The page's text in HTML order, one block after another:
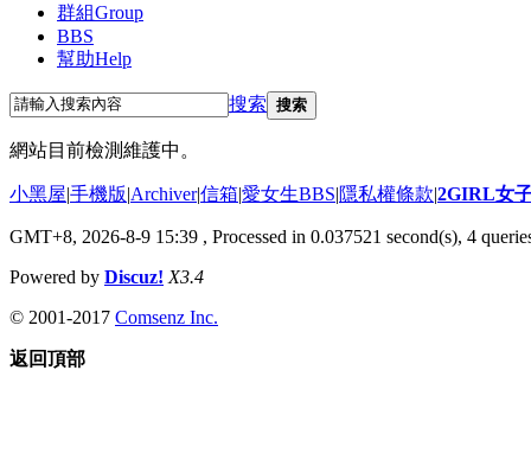
群組Group
BBS
幫助Help
搜索 搜索
網站目前檢測維護中。
小黑屋|手機版|Archiver|信箱|愛女生BBS|隱私權條款|2GIRL女
GMT+8, 2026-8-9 15:39 , Processed in 0.037521 second(s), 4
Powered by Discuz! X3.4
© 2001-2017 Comsenz Inc.
返回頂部